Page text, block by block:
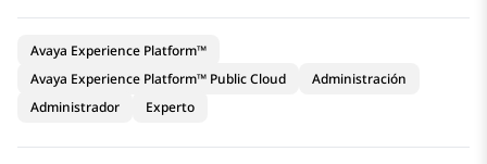
Avaya Experience Platform™
Avaya Experience Platform™ Public Cloud
Administración
Administrador
Experto